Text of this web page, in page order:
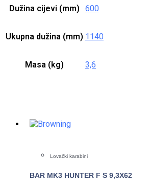
Dužina cijevi (mm) 600
Ukupna dužina (mm) 1140
Masa (kg) 3,6
Lovački karabini
BAR MK3 HUNTER F S 9,3X62